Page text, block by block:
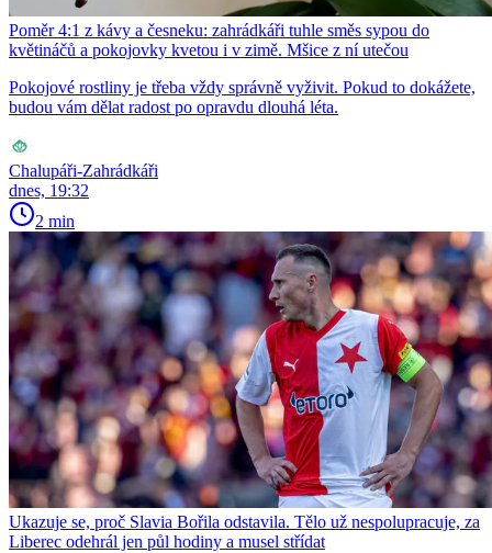
Poměr 4:1 z kávy a česneku: zahrádkáři tuhle směs sypou do
květináčů a pokojovky kvetou i v zimě. Mšice z ní utečou
Pokojové rostliny je třeba vždy správně vyživit. Pokud to dokážete,
budou vám dělat radost po opravdu dlouhá léta.
Chalupáři-Zahrádkáři
dnes, 19:32
2 min
Ukazuje se, proč Slavia Bořila odstavila. Tělo už nespolupracuje, za
Liberec odehrál jen půl hodiny a musel střídat